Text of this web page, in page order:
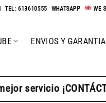
-TEL: 613610555 WHATSAPP WE
ENVIOS Y
servicio